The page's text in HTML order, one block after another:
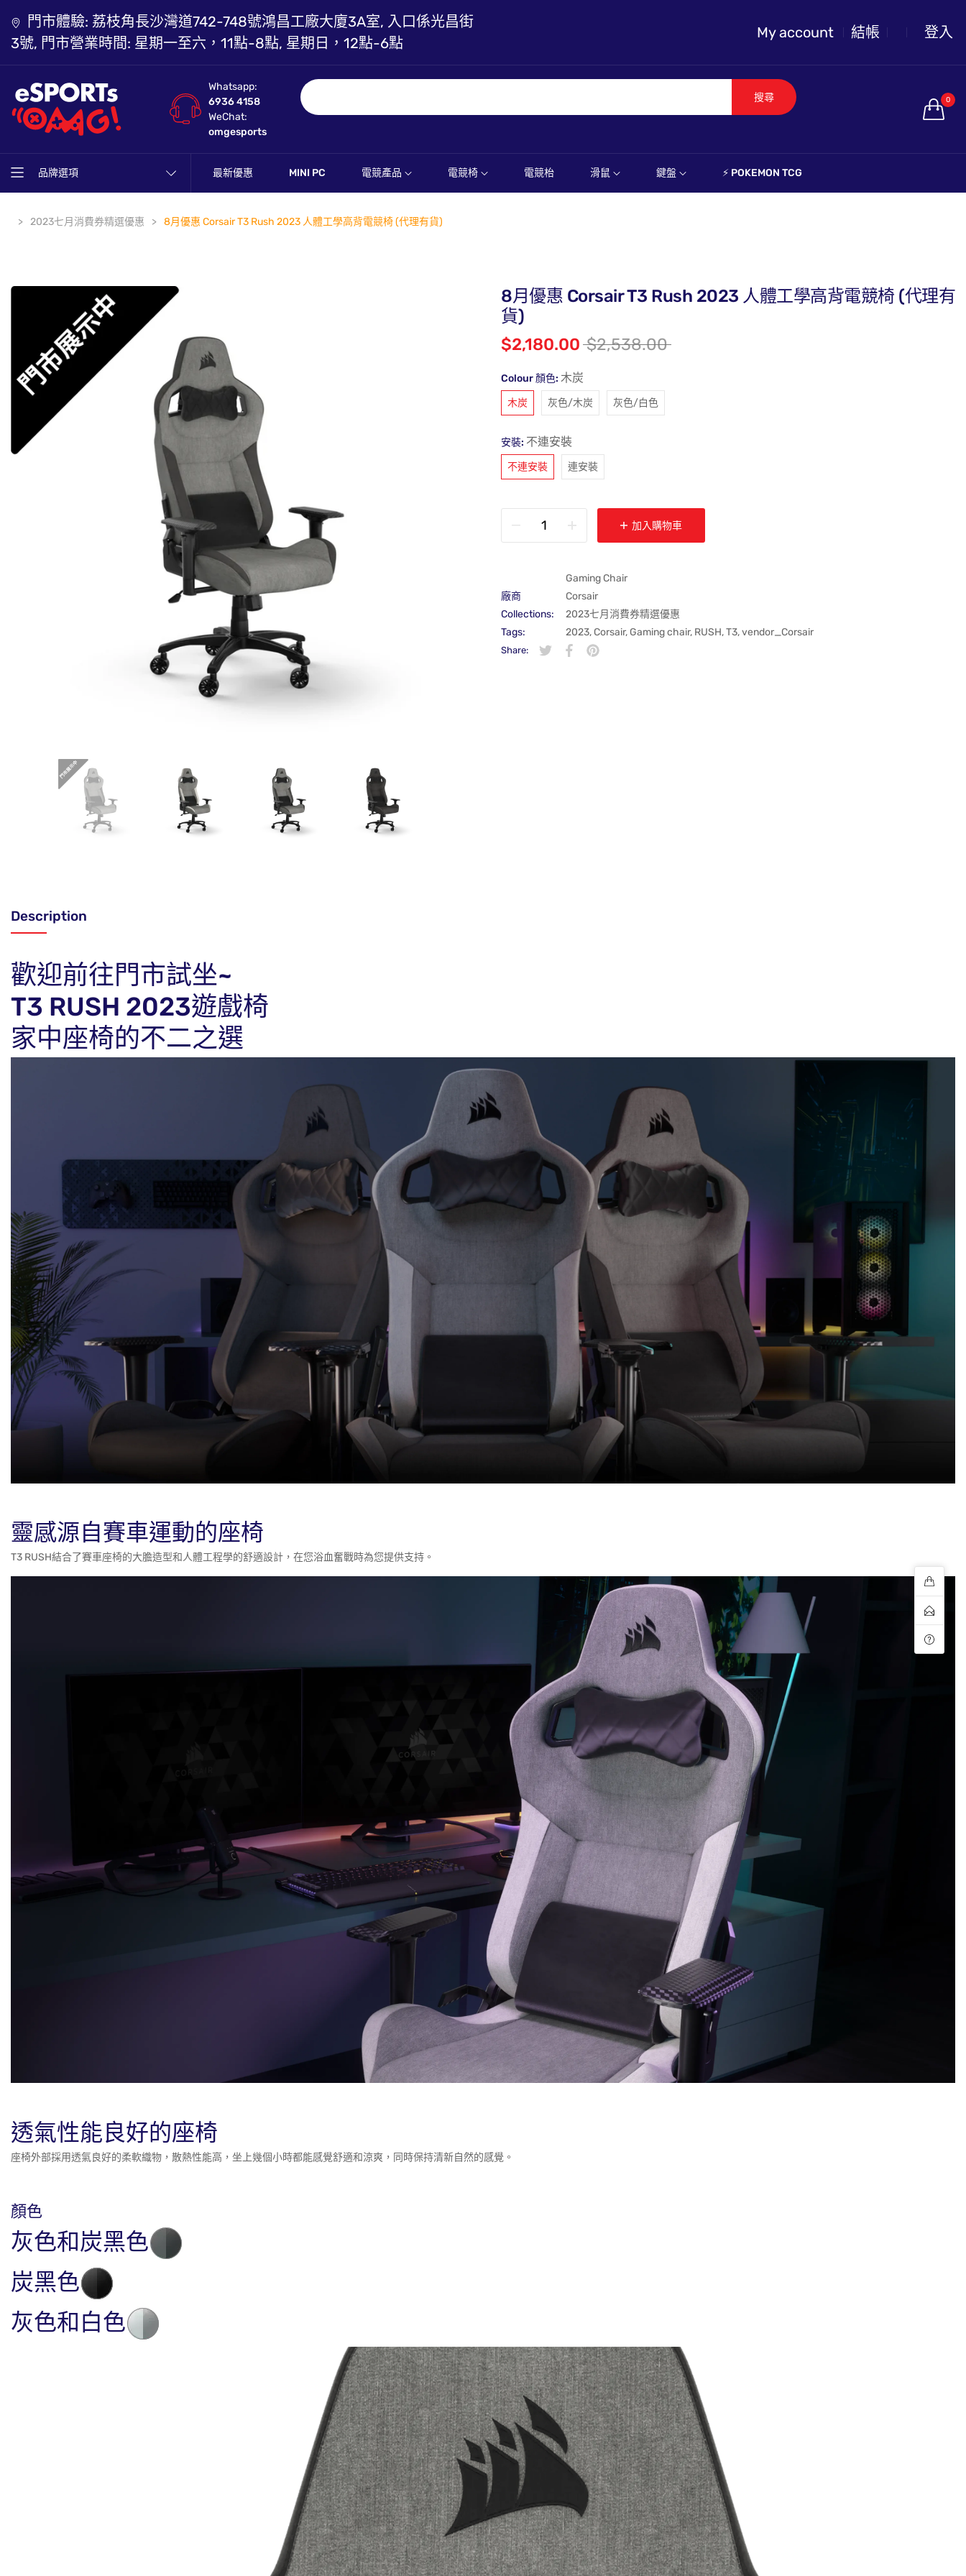
門市體驗: 荔枝角長沙灣道742-748號鴻昌工廠大廈3A室, 入口係光昌街
3號, 門市營業時間: 星期一至六，11點-8點, 星期日，12點-6點
My account 結帳 登入
Whatsapp:
6936 4158
WeChat:
omgesports
搜尋 0
品牌選項 最新優惠 MINI PC 電競產品 電競椅 電競枱 滑鼠 鍵盤 ⚡️ POKEMON TCG
2023七月消費券精選優惠 8月優惠 Corsair T3 Rush 2023 人體工學高背電競椅 (代理有貨)
8月優惠 Corsair T3 Rush 2023 人體工學高背電競椅 (代理有
貨)
$2,180.00 $2,538.00
Colour 顏色: 木炭
木炭 灰色/木炭 灰色/白色
安裝: 不連安裝
不連安裝 連安裝
加入購物車
Gaming Chair
廠商
Corsair
Collections:
2023七月消費券精選優惠
Tags:
2023,Corsair,Gaming chair, RUSH,T3,vendor_Corsair
Share:
在 Twitter 上發佈 Twitter 貼文
在新視窗中開啟。
分享至 Facebook
在新視窗中開啟。
在 Pinterest 上發佈 Pin 貼文
在新視窗中開啟。
Description
歡迎前往門市試坐~
T3 RUSH 2023遊戲椅
家中座椅的不二之選
靈感源自賽車運動的座椅
T3 RUSH結合了賽車座椅的大膽造型和人體工程學的舒適設計，在您浴血奮戰時為您提供支持。
透氣性能良好的座椅
座椅外部採用透氣良好的柔軟織物，散熱性能高，坐上幾個小時都能感覺舒適和涼爽，同時保持清新自然的感覺。
顏色
灰色和炭黑色
炭黑色
灰色和白色